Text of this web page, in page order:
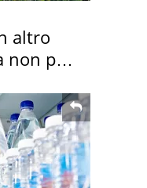
altro
non per